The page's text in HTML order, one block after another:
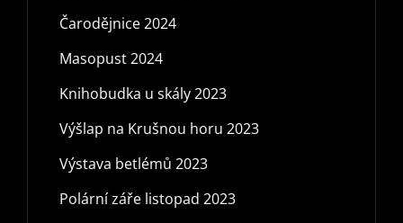
Čarodějnice 2024
Masopust 2024
Knihobudka u skály 2023
Výšlap na Krušnou horu 2023
Výstava betlémů 2023
Polární záře listopad 2023